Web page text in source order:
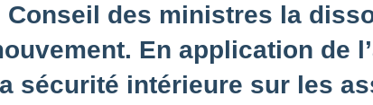
Conseil des ministres la
En application de
sécurité intérieure sur les